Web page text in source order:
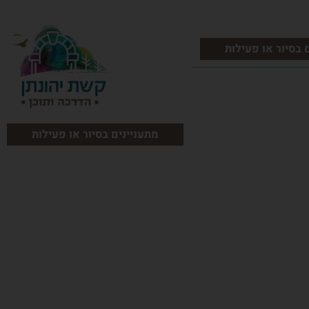
בסיור או פעילות
מתעניינים בסיור או פעילות